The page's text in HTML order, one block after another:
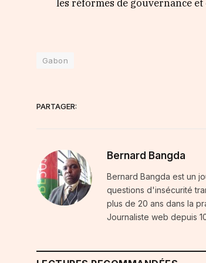
les réformes de gouvernance
Gabon
PARTAGER:
Bernard Bangda
Bernard Bangda est un
questions d'insécurité
plus de 20 ans dans la
Journaliste web depuis